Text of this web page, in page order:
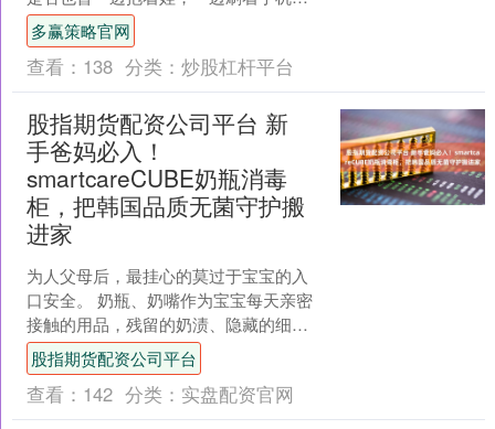
心里暗暗着急：别人带娃还能月入过
万，我怎么连赚点零....
多赢策略官网
查看： 138 分类： 炒股杠杆平台
股指期货配资公司平台 新
手爸妈必入！
smartcareCUBE奶瓶消毒
柜，把韩国品质无菌守护搬
进家
为人父母后，最挂心的莫过于宝宝的入
口安全。 奶瓶、奶嘴作为宝宝每天亲密
接触的用品，残留的奶渍、隐藏的细
菌，稍不注意就可能成为健康隐患。传
统水煮消毒麻烦又耗时，普....
股指期货配资公司平台
查看： 142 分类： 实盘配资官网